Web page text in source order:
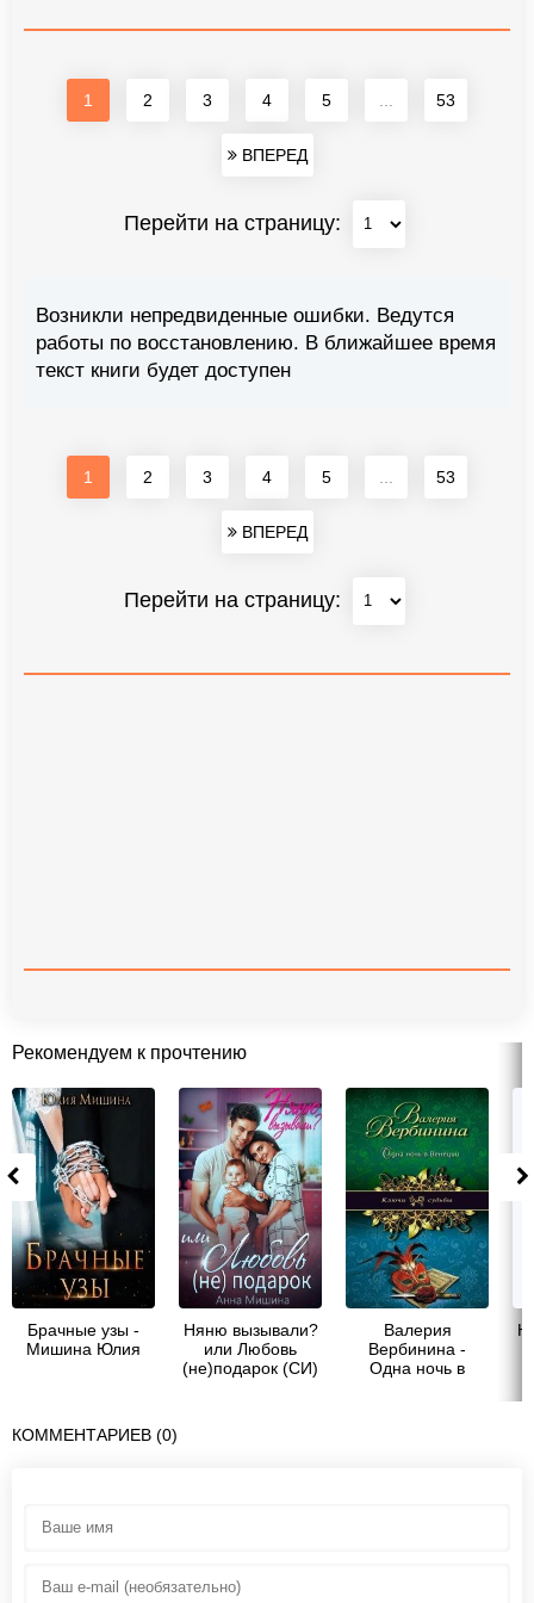
1 2 3 4 5 53
ВПЕРЕД
Перейти на страницу:
Возникли непредвиденные ошибки. Ведутся
работы по восстановлению. В ближайшее время
текст книги будет доступен
1 2 3 4 5 53
ВПЕРЕД
Перейти на страницу:
Рекомендуем к прочтению
Брачные узы -
Мишина Юлия
Няню вызывали?
или Любовь
(не)подарок (СИ)
Валерия
Вербинина -
Одна ночь в
КОММЕНТАРИЕВ (0)